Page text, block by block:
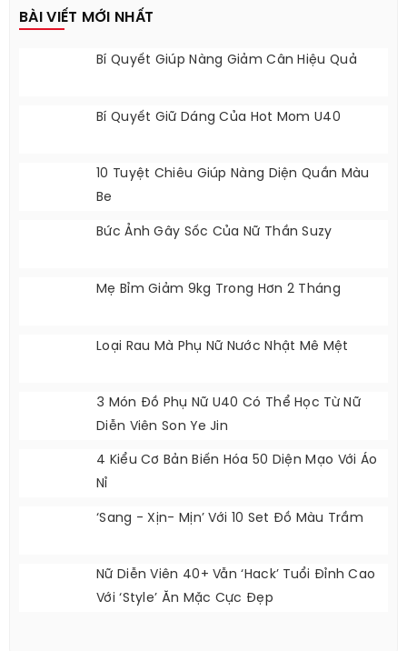
Hướng Dẫn Làm Món Cánh Gà Nướng Than
Bí Quyết Giữ Dáng Của Hot Mom U40
Be
Loại Rau Mà Phụ Nữ Nước Nhật Mê Mệt
3 Món Đồ Phụ Nữ U40 Có Thể Học Từ Nữ
Diễn Viên Son Ye Jin
Nỉ
‘Sang - Xịn- Mịn’ Với 10 Set Đồ Màu Trầm